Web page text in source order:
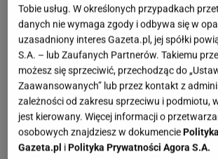
Tobie usług. W określonych przypadkach
danych nie wymaga zgody i odbywa się w
uzasadniony interes Gazeta.pl, jej spółki
S.A. – lub Zaufanych Partnerów. Takiemu
możesz się sprzeciwić, przechodząc do
Zaawansowanych” lub przez kontakt z
zależności od zakresu sprzeciwu i podmiotu,
jest kierowany. Więcej informacji o
osobowych znajdziesz w dokumencie
Gazeta.pl iPolityka Prywatności Agora S.A.